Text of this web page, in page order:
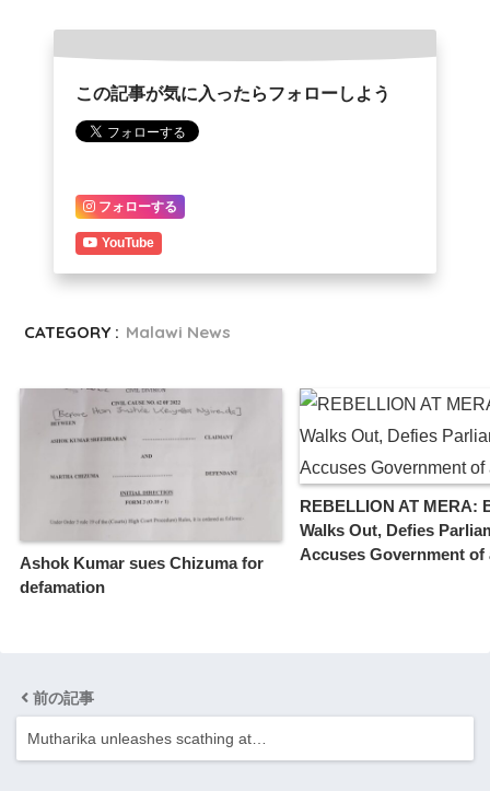
この記事が気に入ったらフォローしよう
フォローする
YouTube
CATEGORY : Malawi News
Ashok Kumar sues Chizuma for
defamation
REBELLION AT MERA:
Walks Out, Defies
Accuses Government of
前の記事
Mutharika unleashes scathing at…